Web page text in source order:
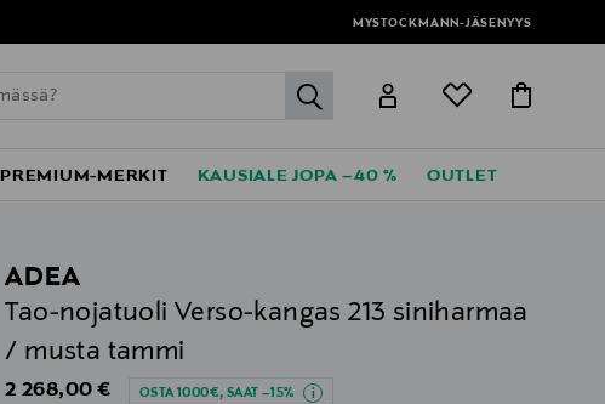
MYSTOCKMANN-JÄSENYYS
label.header.go
PREMIUM-MERKIT KAUSIALE JOPA –40 % OUTLET
ADEA
Tao-nojatuoli Verso-kangas 213 siniharmaa
/ musta tammi
Original Price
2 268,00 € OSTA 1000€, SAAT –15%